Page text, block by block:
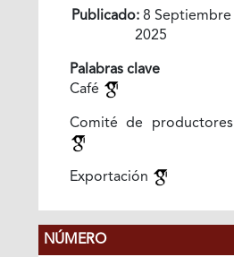
Publicado:8 Septiembre
2025
Palabras clave
Café
Comité de productores
Exportación
NÚMERO